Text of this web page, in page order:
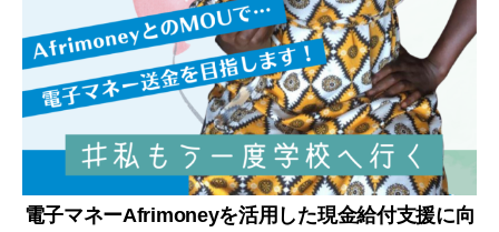
電子マネーAfrimoneyを活用した現金給付支援に向